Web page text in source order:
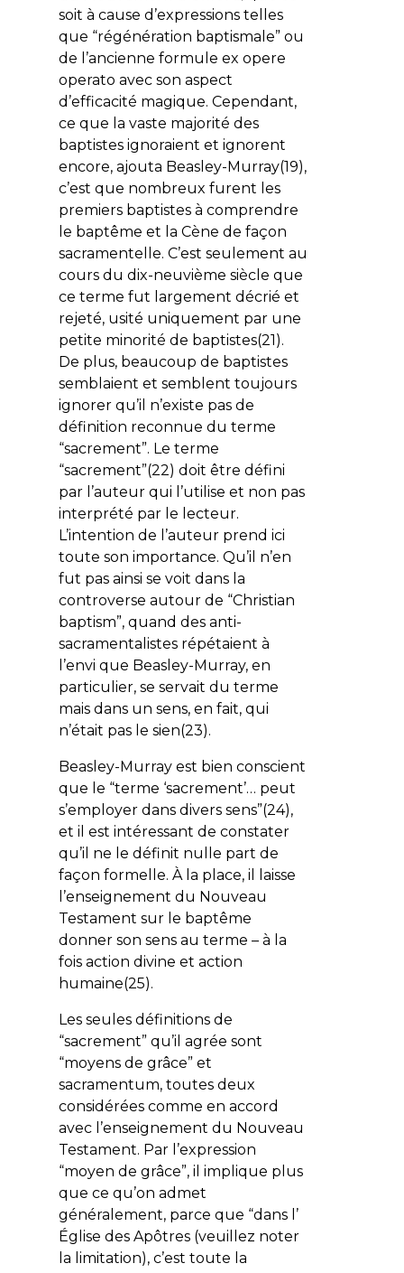
soit à cause d’expressions telles
que “régénération baptismale” ou
de l’ancienne formule ex opere
operato avec son aspect
d’efficacité magique. Cependant,
ce que la vaste majorité des
baptistes ignoraient et ignorent
encore, ajouta Beasley-Murray(19),
c’est que nombreux furent les
premiers baptistes à comprendre
le baptême et la Cène de façon
sacramentelle. C’est seulement au
cours du dix-neuvième siècle que
ce terme fut largement décrié et
rejeté, usité uniquement par une
petite minorité de baptistes(21).
De plus, beaucoup de baptistes
semblaient et semblent toujours
ignorer qu’il n’existe pas de
définition reconnue du terme
“sacrement”. Le terme
“sacrement”(22) doit être défini
par l’auteur qui l’utilise et non pas
interprété par le lecteur.
L’intention de l’auteur prend ici
toute son importance. Qu’il n’en
fut pas ainsi se voit dans la
controverse autour de “Christian
baptism”, quand des anti-
sacramentalistes répétaient à
l’envi que Beasley-Murray, en
particulier, se servait du terme
mais dans un sens, en fait, qui
n’était pas le sien(23).
Beasley-Murray est bien conscient
que le “terme ‘sacrement’… peut
s’employer dans divers sens”(24),
et il est intéressant de constater
qu’il ne le définit nulle part de
façon formelle. À la place, il laisse
l’enseignement du Nouveau
Testament sur le baptême
donner son sens au terme – à la
fois action divine et action
humaine(25).
Les seules définitions de
“sacrement” qu’il agrée sont
“moyens de grâce” et
sacramentum, toutes deux
considérées comme en accord
avec l’enseignement du Nouveau
Testament. Par l’expression
“moyen de grâce”, il implique plus
que ce qu’on admet
généralement, parce que “dans l’
Église des Apôtres (veuillez noter
la limitation), c’est toute la